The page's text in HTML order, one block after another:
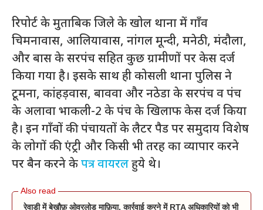
रिपोर्ट के मुताबिक जिले के खोल थाना में गाँव
चिमनावास, आलियावास, नांगल मून्दी, मनेठी, मंदौला,
और बास के सरपंच सहित कुछ ग्रामीणों पर केस दर्ज
किया गया है। इसके साथ ही कोसली थाना पुलिस ने
टूमना, कांहड़वास, बाववा और नठेडा के सरपंच व पंच
के अलावा भाकली-2 के पंच के खिलाफ केस दर्ज किया
है। इन गाँवों की पंचायतों के लैटर पैड पर समुदाय विशेष
के लोगों की एंट्री और किसी भी तरह का व्यापार करने
पर बैन करने केपत्र वायरलहुये थे।
रेवाड़ी में बेखौफ़ ओवरलोड माफ़िया, कार्रवाई करने में RTA अधिकारियों को भी